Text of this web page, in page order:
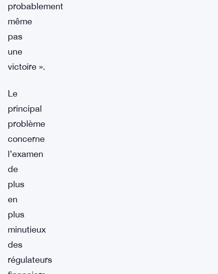
probablement
même
pas
une
victoire ».
Le
principal
problème
concerne
l’examen
de
plus
en
plus
minutieux
des
régulateurs